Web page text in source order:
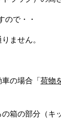
ので・・
ません。
の場合「荷物
箱の部分（キ